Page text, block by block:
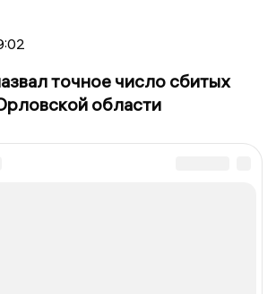
точное число сбитых
области